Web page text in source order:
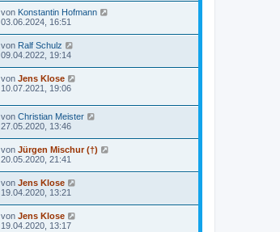
von Konstantin Hofmann
03.06.2024, 16:51
von Ralf Schulz
09.04.2022, 19:14
von Jens Klose
10.07.2021, 19:06
von Christian Meister
27.05.2020, 13:46
von Jürgen Mischur (†)
20.05.2020, 21:41
von Jens Klose
19.04.2020, 13:21
von Jens Klose
19.04.2020, 13:17